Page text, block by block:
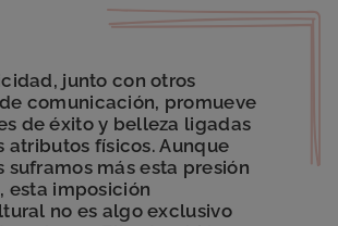
junto con otros
comunicación, promueve
de éxito y belleza ligadas
atributos físicos. Aunque
suframos más esta presión
esta imposición
no es algo exclusivo